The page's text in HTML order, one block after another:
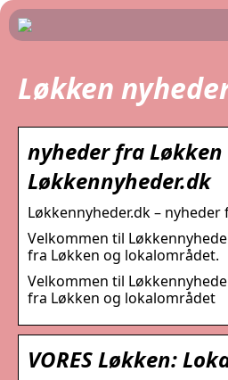
Løkken
nyheder fra
Løkkennyheder.dk
Løkkennyheder.dk –
Velkommen til
fra Løkken og lokalområdet.
Velkommen til
fra Løkken og lokalområdet
VORES Løkken: